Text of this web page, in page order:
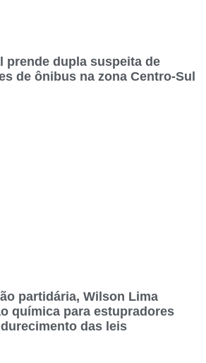
prende dupla suspeita de
de ônibus na zona Centro-Sul
partidária, Wilson Lima
química para estupradores
das leis